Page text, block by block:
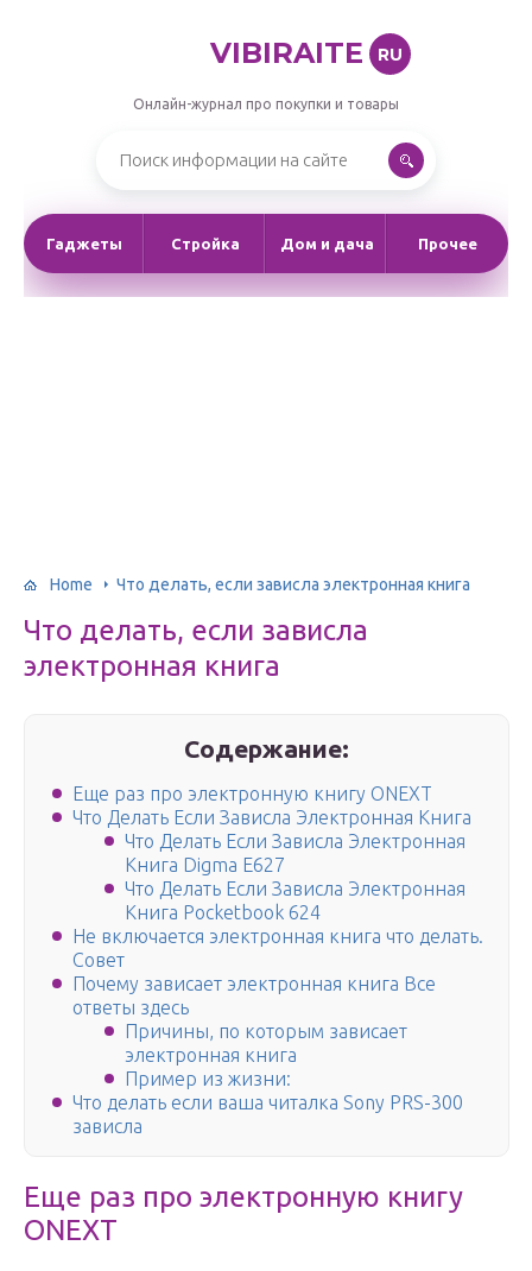
VIBIRAITE RU
Онлайн-журнал про покупки и товары
Гаджеты Стройка Дом и дача Прочее
Home Что делать, если зависла электронная книга
Что делать, если зависла
электронная книга
Содержание:
Еще раз про электронную книгу ONEXT
Что Делать Если Зависла Электронная Книга
Что Делать Если Зависла Электронная
Книга Digma E627
Что Делать Если Зависла Электронная
Книга Pocketbook 624
Не включается электронная книга что делать.
Совет
Почему зависает электронная книга Все
ответы здесь
Причины, по которым зависает
электронная книга
Пример из жизни:
Что делать если ваша читалка Sony PRS-300
зависла
Еще раз про электронную книгу
ONEXT